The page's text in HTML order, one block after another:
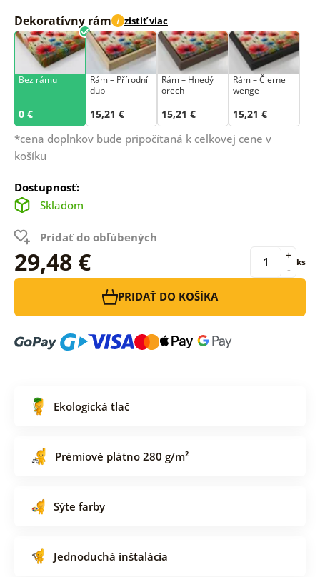
Dekoratívny rám i zistiť viac
Bez rámu
0 €
Rám –⁠⁠⁠⁠⁠⁠ Přírodní
dub
15,21 €
Rám – Hnedý
orech
15,21 €
Rám – Čierne
wenge
15,21 €
*cena doplnkov bude pripočítaná k celkovej cene v
košíku
Dostupnosť:
Skladom
Pridať do obľúbených
29,48 € -
+ ks
PRIDAŤ DO KOŠÍKA
Ekologická tlač
Prémiové plátno 280 g/m²
Sýte farby
Jednoduchá inštalácia